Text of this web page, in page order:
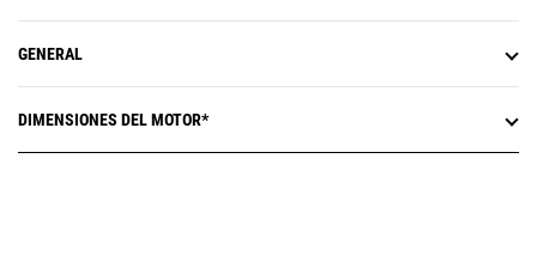
GENERAL
DIMENSIONES DEL MOTOR*